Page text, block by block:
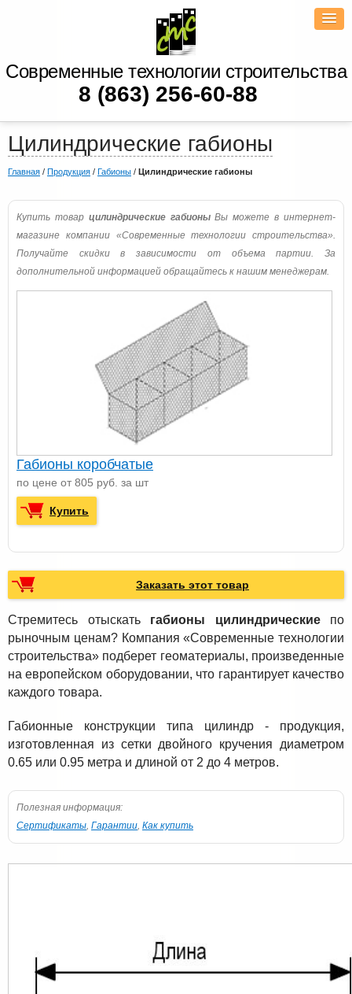
Современные технологии строительства
8 (863) 256-60-88
Цилиндрические габионы
Главная / Продукция / Габионы / Цилиндрические габионы
Купить товар цилиндрические габионыВы можете в интернет-
магазине компании «Современные технологии строительства».
Получайте скидки в зависимости от объема партии. За
дополнительной информацией обращайтесь к нашим менеджерам.
Габионы коробчатые
по цене от 805 руб. за шт
Купить
Заказать этот товар
Стремитесь отыскать габионы цилиндрическиепо
рыночным ценам? Компания «Современные технологии
строительства» подберет геоматериалы, произведенные
на европейском оборудовании, что гарантирует качество
каждого товара.
Габионные конструкции типа цилиндр - продукция,
изготовленная из сетки двойного кручения диаметром
0.65 или 0.95 метра и длиной от 2 до 4 метров.
Полезная информация:
Сертификаты Гарантии Как купить